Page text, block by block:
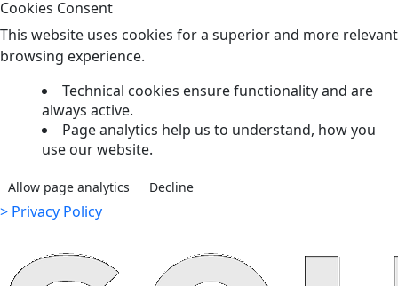
Cookies Consent
This website uses cookies for a superior and more relevant
browsing experience.
Technical cookies ensure functionality and are
always active.
Page analytics help us to understand, how you
use our website.
Allow page analytics Decline
> Privacy Policy